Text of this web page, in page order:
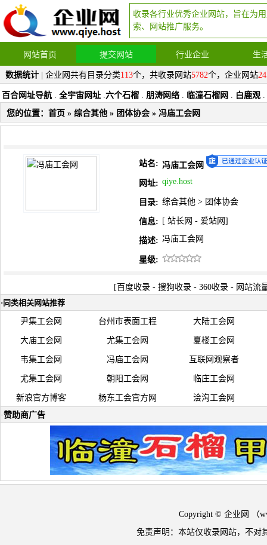
收录各行业优秀企业网站，旨在为
索、网站推广服务。
网站首页 提交网站 行业企业 生
数据统计 | 企业网共有目录分类113个，共收录网站5782个，企业网站
百合网址导航 . 全宇宙网址 .六个石榴 . 朋涛网络 . 临潼石榴网 . 白鹿观 .
您的位置： 首页 » 综合其他 » 团体协会 » 冯庙工会网
站名: 冯庙工会网
网址: qiye.host
目录: 综合其他 > 团体协会
信息: [ 站长网 - 爱站网 ]
描述: 冯庙工会网
星级:
[ 百度收录 - 搜狗收录 - 360收录 - 网站流
· 同类相关网站推荐
尹集工会网 台州市表面工程 大陆工会网
大庙工会网 尤集工会网 夏楼工会网
韦集工会网 冯庙工会网 互联网观察者
尤集工会网 朝阳工会网 临庄工会网
新浪官方博客 杨东工会官方网
浍沟工会网
·赞助商广告
Copyright © 企业网 （
免责声明：本站仅收录网站，不对